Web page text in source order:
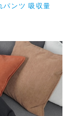
ンツ 吸収量